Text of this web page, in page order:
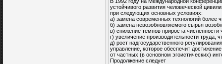
устойчивого развития человеческой
при следующих основных условиях:
а) замена современных технологий более
б) замена невозобновляемого сырья
в) снижение темпов прироста численности
г) увеличение производительности труда,
д) рост надгосударственного
управление, которое обеспечит
от частных (в основном эгоистических)
Продолжение следует